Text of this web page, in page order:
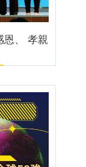
恩、 孝親